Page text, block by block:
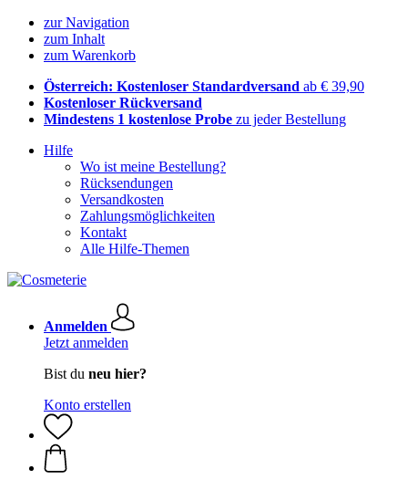
zur Navigation
zum Inhalt
zum Warenkorb
Österreich: Kostenloser Standardversand ab € 39,90
Kostenloser Rückversand
Mindestens 1 kostenlose Probe zu jeder Bestellung
Hilfe
Wo ist meine Bestellung?
Rücksendungen
Versandkosten
Zahlungsmöglichkeiten
Kontakt
Alle Hilfe-Themen
Anmelden
Jetzt anmelden
Bist du neu hier?
Konto erstellen